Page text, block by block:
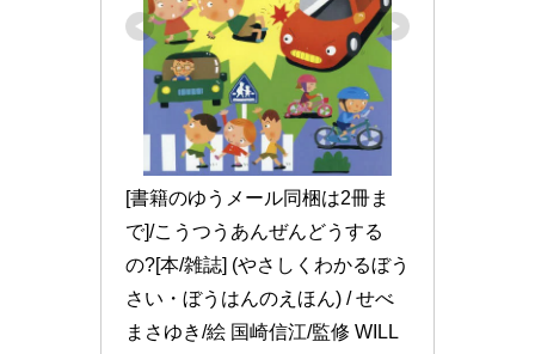
[書籍のゆうメール同梱は2冊ま
で]/こうつうあんぜんどうする
の?[本/雑誌] (やさしくわかるぼう
さい・ぼうはんのえほん) / せべ
まさゆき/絵 国崎信江/監修 WILL